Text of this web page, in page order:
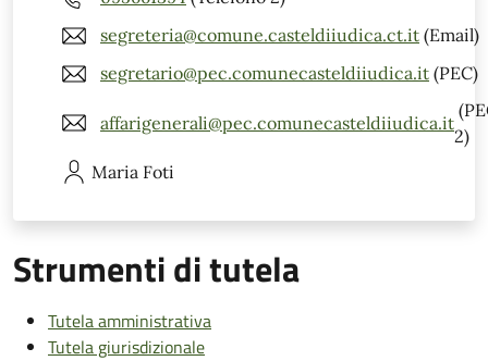
segreteria@comune.casteldiiudica.ct.it (Email)
segretario@pec.comunecasteldiiudica.it (PEC)
affarigenerali@pec.comunecasteldiiudica.it
2)
Maria Foti
Strumenti di tutela
Tutela amministrativa
Tutela giurisdizionale